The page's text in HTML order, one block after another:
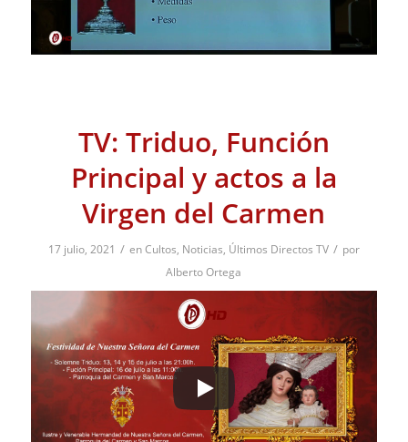
TV: Triduo, Función
Principal y actos a la
Virgen del Carmen
17 julio, 2021 / enCultos, Noticias, Últimos Directos TV / por
Alberto Ortega